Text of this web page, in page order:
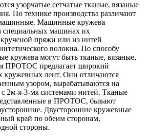
узорчатые сетчатые тканые, вязаные
По технике производства различают
Машинные кружева
специальных машинах их
пряжи или из нитей
волокна. По способу
кружева могут быть тканые, вязаные,
ПРОТОС предлагает широкий
кружевных лент. Они отличаются
узором, вырабатываются на
2м-я-3-мя системами нитей. Тканые
в ПРОТОС, бывают
Двусторонние кружевные
край по обеим сторонам,
стороны.